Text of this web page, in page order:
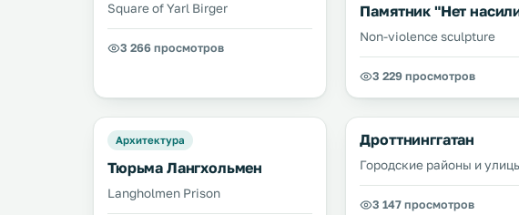
Square of Yarl Birger
3 266 просмотров
Памятник "Нет
Non-violence sculpture
3 229 просмотров
Архитектура
Тюрьма Лангхольмен
Langholmen Prison
Дроттнинггатан
Городские районы и
3 147 просмотров